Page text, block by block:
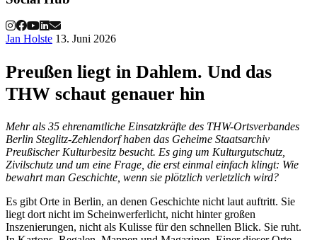
Jan Holste 13. Juni 2026
Preußen liegt in Dahlem. Und das
THW schaut genauer hin
Mehr als 35 ehrenamtliche Einsatzkräfte des THW-Ortsverbandes
Berlin Steglitz-Zehlendorf haben das Geheime Staatsarchiv
Preußischer Kulturbesitz besucht. Es ging um Kulturgutschutz,
Zivilschutz und um eine Frage, die erst einmal einfach klingt: Wie
bewahrt man Geschichte, wenn sie plötzlich verletzlich wird?
Es gibt Orte in Berlin, an denen Geschichte nicht laut auftritt. Sie
liegt dort nicht im Scheinwerferlicht, nicht hinter großen
Inszenierungen, nicht als Kulisse für den schnellen Blick. Sie ruht.